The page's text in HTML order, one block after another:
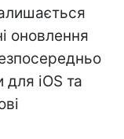
оновлення
для iOS та